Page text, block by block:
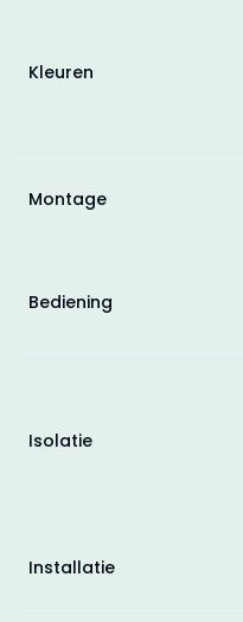
Kleuren
Montage
Bediening
Isolatie
Installatie